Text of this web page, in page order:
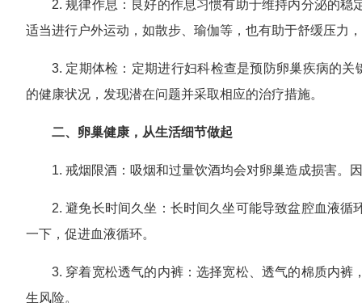
2. 规律作息：良好的作息习惯有助于维持内分泌的
适当进行户外运动，如散步、瑜伽等，也有助于舒缓压力
3. 定期体检：定期进行妇科检查是预防卵巢疾病的
的健康状况，发现潜在问题并采取相应的治疗措施。
二、卵巢健康，从生活细节做起
1. 戒烟限酒：吸烟和过量饮酒均会对卵巢造成损害。
2. 避免长时间久坐：长时间久坐可能导致盆腔血液
一下，促进血液循环。
3. 穿着宽松透气的内裤：选择宽松、透气的棉质内
生风险。